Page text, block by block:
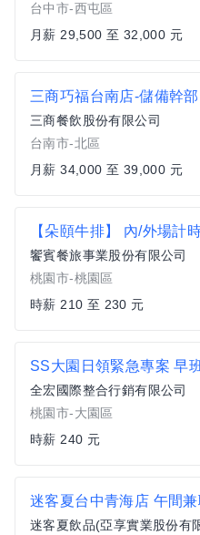
台中市-西屯區
月薪 29,500 至 32,000 元
三商巧福台南店-儲備幹部
三商餐飲股份有限公司
台南市-北區
月薪 34,000 至 39,000 元
饗賓餐旅事業股份有限公司
桃園市-桃園區
時薪 210 至 230 元
全宏國際整合行銷有限公司
桃園市-大園區
時薪 240 元
迷客夏飲品(亞享實業股份有